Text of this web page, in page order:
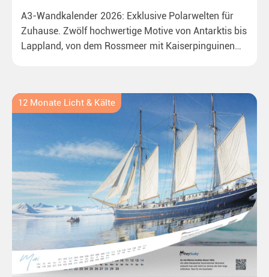
A3-Wandkalender 2026: Exklusive Polarwelten für
Zuhause. Zwölf hochwertige Motive von Antarktis bis
Lappland, von dem Rossmeer mit Kaiserpinguinen
12 Monate Licht & Kälte